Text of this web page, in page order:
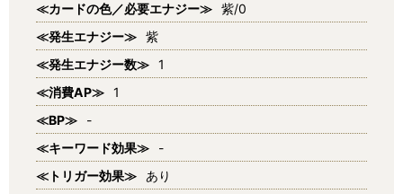
≪カードの色／必要エナジー≫ 紫/0
≪発生エナジー≫ 紫
≪発生エナジー数≫ 1
≪消費AP≫ 1
≪BP≫
-
≪キーワード効果≫
-
≪トリガー効果≫
あり